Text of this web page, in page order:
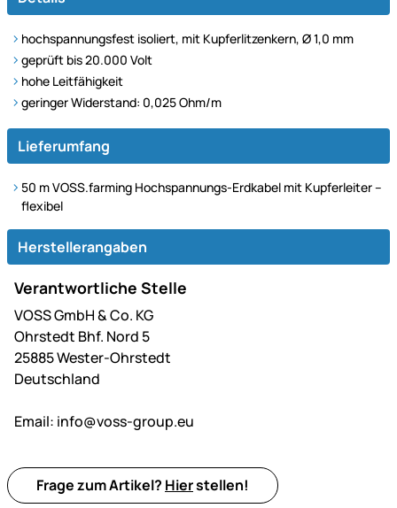
hochspannungsfest isoliert, mit Kupferlitzenkern, Ø 1,0 mm
geprüft bis 20.000 Volt
hohe Leitfähigkeit
geringer Widerstand: 0,025 Ohm/m
Lieferumfang
50 m VOSS.farming Hochspannungs-Erdkabel mit Kupferleiter –
flexibel
Herstellerangaben
Verantwortliche Stelle
VOSS GmbH & Co. KG
Ohrstedt Bhf. Nord 5
25885 Wester-Ohrstedt
Deutschland
Email: info@voss-group.eu
Frage zum Artikel? Hierstellen!